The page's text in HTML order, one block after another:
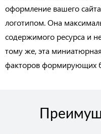
оформление вашего
логотипом. Она
содержимого ресурса и
тому же, эта
факторов формирующих